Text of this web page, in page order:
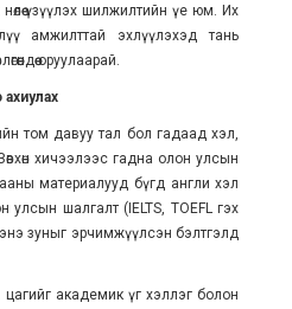
нөлөө үзүүлэх шилжилтийн үе юм. Их
амжилттай эхлүүлэхэд тань
оруулаарай.
ахиулах
том давуу тал бол гадаад хэл,
хичээлээс гадна олон улсын
материалууд бүгд англи хэл
шалгалт (IELTS, TOEFL гэх
энэ зуныг эрчимжүүлсэн бэлтгэлд
академик үг хэллэг болон